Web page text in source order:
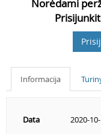
Norėdami
Informacija
Data
2020-